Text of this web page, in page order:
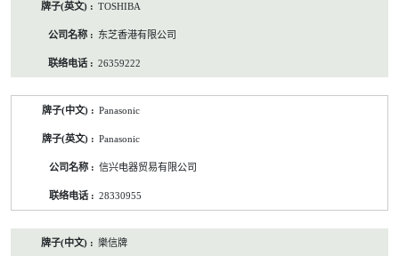
TOSHIBA
东芝香港有限公司
26359222
Panasonic
Panasonic
信兴电器贸易有限公司
28330955
樂信牌